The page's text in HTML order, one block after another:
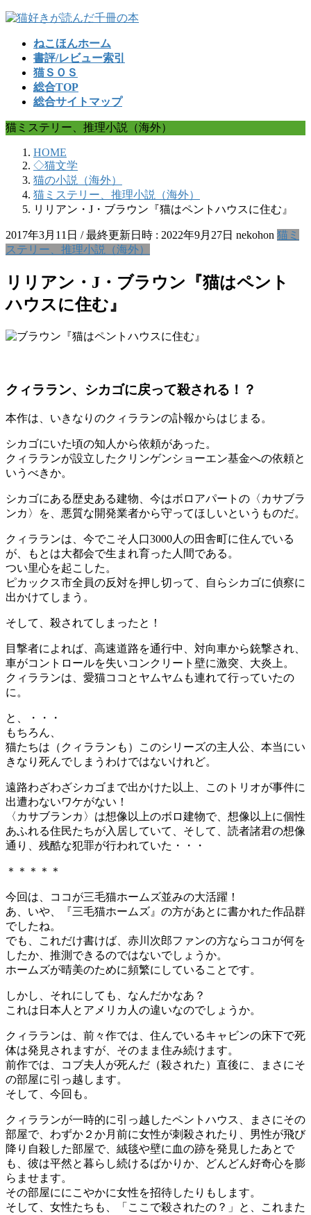
コ
キ
ッ
ナ
に
移
ねこほんホーム
書評/レビュー索引
猫ＳＯＳ
総合TOP
総合サイトマップ
猫ミステリー、推理小説（海外）
HOME
◇猫文学
猫の小説（海外）
猫ミステリー、推理小説（海外）
リリアン・J・ブラウン『猫はペントハウスに住む』
2017年3月11日 / 最終更新日時 : 2022年9月27日 nekohon 猫ミ
ステリー、推理小説（海外）
リリアン・J・ブラウン『猫はペント
ハウスに住む』
クィララン、シカゴに戻って殺される！？
本作は、いきなりのクィラランの訃報からはじまる。
シカゴにいた頃の知人から依頼があった。
クィラランが設立したクリンゲンショーエン基金への依頼と
いうべきか。
シカゴにある歴史ある建物、今はボロアパートの〈カサブラ
ンカ〉を、悪質な開発業者から守ってほしいというものだ。
クィラランは、今でこそ人口3000人の田舎町に住んでいる
が、もとは大都会で生まれ育った人間である。
つい里心を起こした。
ピカックス市全員の反対を押し切って、自らシカゴに偵察に
出かけてしまう。
そして、殺されてしまったと！
目撃者によれば、高速道路を通行中、対向車から銃撃され、
車がコントロールを失いコンクリート壁に激突、大炎上。
クィラランは、愛猫ココとヤムヤムも連れて行っていたの
に。
と、・・・
もちろん、
猫たちは（クィラランも）このシリーズの主人公、本当にい
きなり死んでしまうわけではないけれど。
遠路わざわざシカゴまで出かけた以上、このトリオが事件に
出遭わないワケがない！
〈カサブランカ〉は想像以上のボロ建物で、想像以上に個性
あふれる住民たちが入居していて、そして、読者諸君の想像
通り、残酷な犯罪が行われていた・・・
＊＊＊＊＊
今回は、ココが三毛猫ホームズ並みの大活躍！
あ、いや、『三毛猫ホームズ』の方があとに書かれた作品群
でしたね。
でも、これだけ書けば、赤川次郎ファンの方ならココが何を
したか、推測できるのではないでしょうか。
ホームズが晴美のために頻繁にしていることです。
しかし、それにしても、なんだかなあ？
これは日本人とアメリカ人の違いなのでしょうか。
クィラランは、前々作では、住んでいるキャビンの床下で死
体は発見されますが、そのまま住み続けます。
前作では、コブ夫人が死んだ（殺された）直後に、まさにそ
の部屋に引っ越します。
そして、今回も。
クィラランが一時的に引っ越したペントハウス、まさにその
部屋で、わずか２か月前に女性が刺殺されたり、男性が飛び
降り自殺した部屋で、絨毯や壁に血の跡を発見したあとで
も、彼は平然と暮らし続けるばかりか、どんどん好奇心を膨
らませます。
その部屋ににこやかに女性を招待したりもします。
そして、女性たちも、「ここで殺されたの？」と、これまた